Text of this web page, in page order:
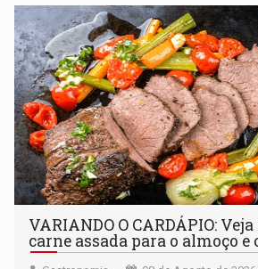
VARIANDO O CARDÁPIO:
carne assada para o almoço e